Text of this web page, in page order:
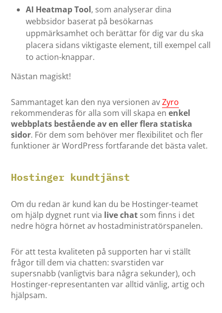
AI Heatmap Tool, som analyserar dina
webbsidor baserat på besökarnas
uppmärksamhet och berättar för dig var du ska
placera sidans viktigaste element, till exempel call
to action-knappar.
Nästan magiskt!
Sammantaget kan den nya versionen avZyro
rekommenderas för alla som vill skapa enenkel
webbplats bestående av en eller flera statiska
sidor. För dem som behöver mer flexibilitet och fler
funktioner är WordPress fortfarande det bästa valet.
Hostinger kundtjänst
Om du redan är kund kan du be Hostinger-teamet
om hjälp dygnet runt via live chat som finns i det
nedre högra hörnet av hostadministratörspanelen.
För att testa kvaliteten på supporten har vi ställt
frågor till dem via chatten: svarstiden var
supersnabb (vanligtvis bara några sekunder), och
Hostinger-representanten var alltid vänlig, artig och
hjälpsam.